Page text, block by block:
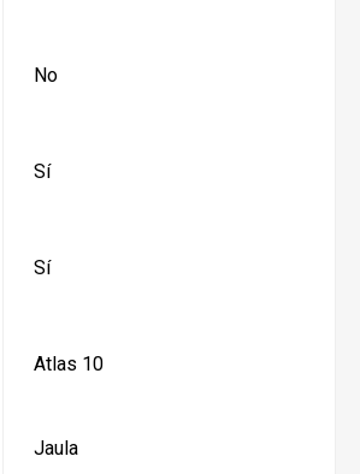
No
Sí
Sí
Atlas 10
Jaula